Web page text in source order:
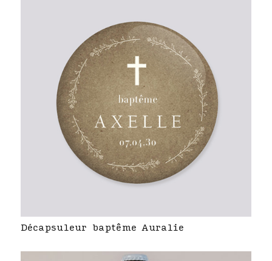
Décapsuleur baptême Auralie